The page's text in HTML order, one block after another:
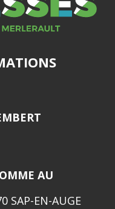
AU
SAP-EN-AUGE